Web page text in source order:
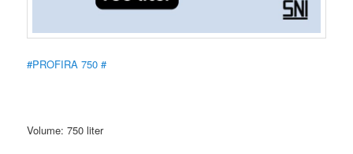
#PROFIRA 750 #
Volume: 750 liter